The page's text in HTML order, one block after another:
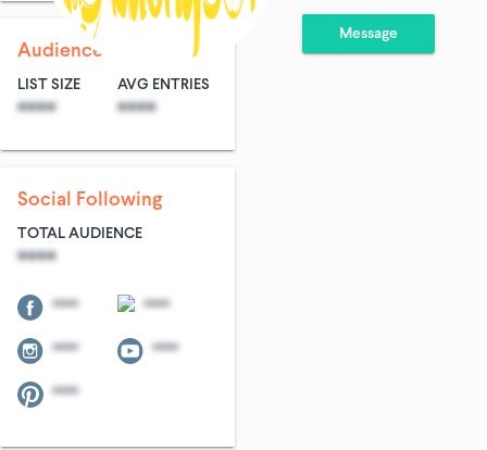
Message
Audience Size
LIST SIZE
****
AVG ENTRIES
****
Social Following
TOTAL AUDIENCE
****
**** ****
**** ****
****